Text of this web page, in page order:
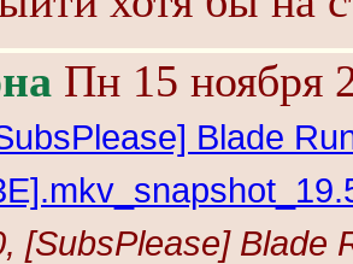
Пн 15 ноября
Blade
[SubsPlease] Blade